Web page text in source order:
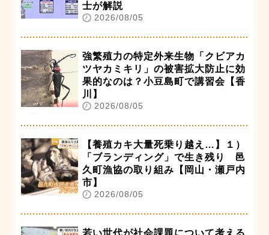
士が解説
2026/08/05
強繁殖力の特定外来生物「クビアカ
ツヤカミキリ」の被害拡大防止に効
果的なのは？小豆島町で講習会【香
川】
2026/08/05
【養殖カキ大量死乗り越え…】１）
「ブランディング」で生き残り 邑
久町漁協の取り組み【岡山・瀬戸内
市】
2026/08/05